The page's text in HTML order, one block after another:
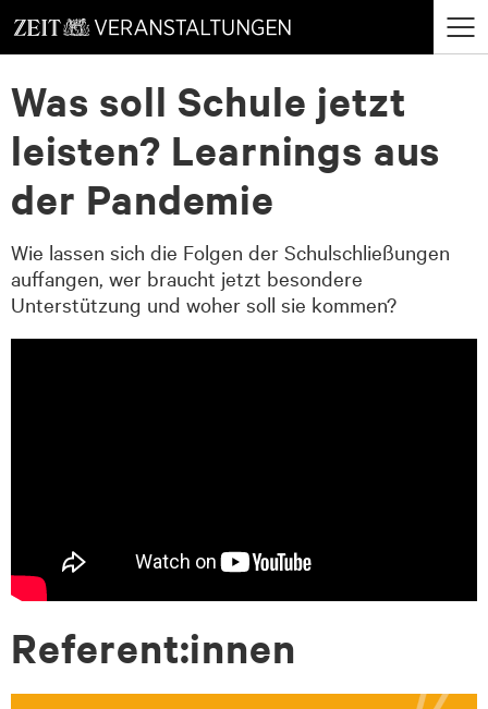
zum
Seiteninhalt
zum
Footer-
Menü
Menü
Was soll Schule jetzt
leisten? Learnings aus
der Pandemie
Wie lassen sich die Folgen der Schulschließungen
auffangen, wer braucht jetzt besondere
Unterstützung und woher soll sie kommen?
Re­fe­rent:in­nen